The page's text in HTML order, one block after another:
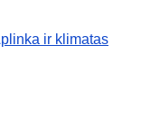
ir klimatas